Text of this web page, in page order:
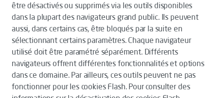
être désactivés ou supprimés via les outils disponibles
dans la plupart des navigateurs grand public. Ils peuvent
aussi, dans certains cas, être bloqués par la suite en
sélectionnant certains paramètres. Chaque navigateur
utilisé doit être paramétré séparément. Différents
navigateurs offrent différentes fonctionnalités et options
dans ce domaine. Par ailleurs, ces outils peuvent ne pas
fonctionner pour les cookies Flash. Pour consulter des